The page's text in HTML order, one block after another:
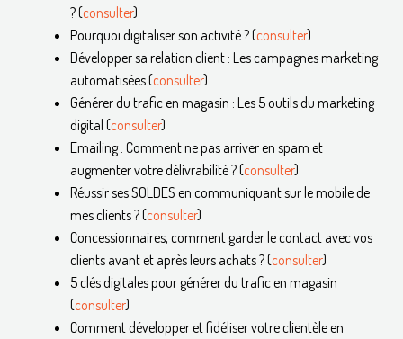
? (consulter)
Pourquoi digitaliser son activité ? (consulter)
Développer sa relation client : Les campagnes marketing
automatisées (consulter)
Générer du trafic en magasin : Les 5 outils du marketing
digital (consulter)
Emailing : Comment ne pas arriver en spam et
augmenter votre délivrabilité ? (consulter)
Réussir ses SOLDES en communiquant sur le mobile de
mes clients ? (consulter)
Concessionnaires, comment garder le contact avec vos
clients avant et après leurs achats ? (consulter)
5 clés digitales pour générer du trafic en magasin
(consulter)
Comment développer et fidéliser votre clientèle en